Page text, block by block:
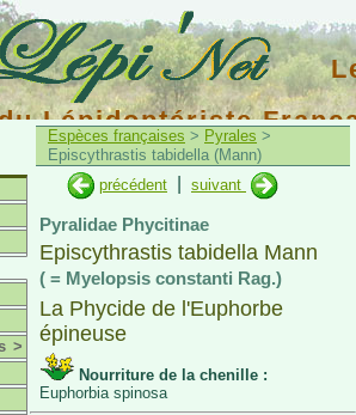
Lépidoptériste
>
Espèces françaises > Pyrales >
Episcythrastis tabidella (Mann)
précédent
suivant
Pyralidae Phycitinae
Episcythrastis tabidella Mann
( = Myelopsis constanti Rag.)
La Phycide de l'Euphorbe
épineuse
Nourriture de la chenille :
Euphorbia spinosa